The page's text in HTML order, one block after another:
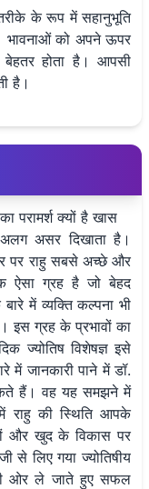
के रूप में सहानुभूति
भावनाओं को अपने ऊपर
होता है। आपसी
है।
परामर्श क्यों है खास
असर दिखाता है।
पर राहु सबसे अच्छे और
ऐसा ग्रह है जो बेहद
में व्यक्ति कल्पना भी
इस ग्रह के प्रभावों का
ज्योतिष विशेषज्ञ इसे
में जानकारी पाने में डॉ.
हैं। वह यह समझने में
राहु की स्थिति आपके
और खुद के विकास पर
लिए गया ज्योतिषीय
ओर ले जाते हुए सफल